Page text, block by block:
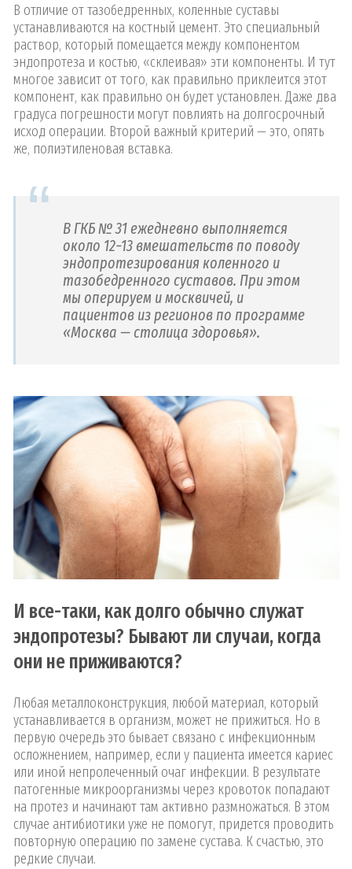
В отличие от тазобедренных, коленные суставы
устанавливаются на костный цемент. Это специальный
раствор, который помещается между компонентом
эндопротеза и костью, «склеивая» эти компоненты. И тут
многое зависит от того, как правильно приклеится этот
компонент, как правильно он будет установлен. Даже два
градуса погрешности могут повлиять на долгосрочный
исход операции. Второй важный критерий — это, опять
же, полиэтиленовая вставка.
В ГКБ № 31 ежедневно выполняется
около 12−13 вмешательств по поводу
эндопротезирования коленного и
тазобедренного суставов. При этом
мы оперируем и москвичей, и
пациентов из регионов по программе
«Москва — столица здоровья».
И все-таки, как долго обычно служат
эндопротезы? Бывают ли случаи, когда
они не приживаются?
Любая металлоконструкция, любой материал, который
устанавливается в организм, может не прижиться. Но в
первую очередь это бывает связано с инфекционным
осложнением, например, если у пациента имеется кариес
или иной непролеченный очаг инфекции. В результате
патогенные микроорганизмы через кровоток попадают
на протез и начинают там активно размножаться. В этом
случае антибиотики уже не помогут, придется проводить
повторную операцию по замене сустава. К счастью, это
редкие случаи.